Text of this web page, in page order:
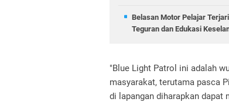
Belasan Motor Pelajar
Teguran dan Edukasi
"Blue Light Patrol ini adalah
masyarakat, terutama pasca
di lapangan diharapkan dapat